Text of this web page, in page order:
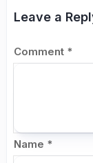
Leave a
Comment *
Name *